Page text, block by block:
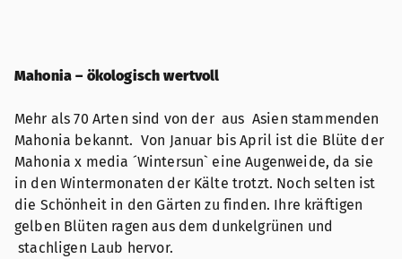
Mahonia – ökologisch wertvoll
Mehr als 70 Arten sind von der aus Asien stammenden
Mahonia bekannt. Von Januar bis April ist die Blüte der
Mahonia x media ´Wintersun` eine Augenweide, da sie
in den Wintermonaten der Kälte trotzt. Noch selten ist
die Schönheit in den Gärten zu finden. Ihre kräftigen
gelben Blüten ragen aus dem dunkelgrünen und
stachligen Laub hervor.